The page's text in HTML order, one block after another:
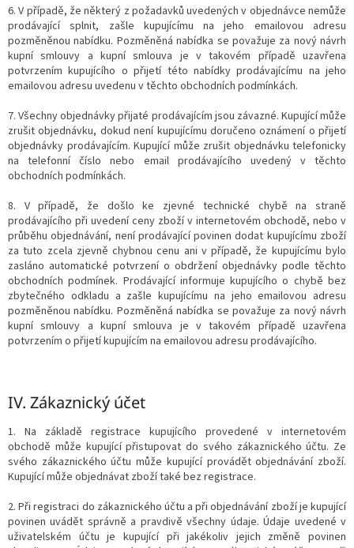
6. V případě, že některý z požadavků uvedených v objednávce nemůže
prodávající splnit, zašle kupujícímu na jeho emailovou adresu
pozměněnou nabídku. Pozměněná nabídka se považuje za nový návrh
kupní smlouvy a kupní smlouva je v takovém případě uzavřena
potvrzením kupujícího o přijetí této nabídky prodávajícímu na jeho
emailovou adresu uvedenu v těchto obchodních podmínkách.
7. Všechny objednávky přijaté prodávajícím jsou závazné. Kupující může
zrušit objednávku, dokud není kupujícímu doručeno oznámení o přijetí
objednávky prodávajícím. Kupující může zrušit objednávku telefonicky
na telefonní číslo nebo email prodávajícího uvedený v těchto
obchodních podmínkách.
8. V případě, že došlo ke zjevné technické chybě na straně
prodávajícího při uvedení ceny zboží v internetovém obchodě, nebo v
průběhu objednávání, není prodávající povinen dodat kupujícímu zboží
za tuto zcela zjevně chybnou cenu ani v případě, že kupujícímu bylo
zasláno automatické potvrzení o obdržení objednávky podle těchto
obchodních podmínek. Prodávající informuje kupujícího o chybě bez
zbytečného odkladu a zašle kupujícímu na jeho emailovou adresu
pozměněnou nabídku. Pozměněná nabídka se považuje za nový návrh
kupní smlouvy a kupní smlouva je v takovém případě uzavřena
potvrzením o přijetí kupujícím na emailovou adresu prodávajícího.
IV. Zákaznický účet
1. Na základě registrace kupujícího provedené v internetovém
obchodě může kupující přistupovat do svého zákaznického účtu. Ze
svého zákaznického účtu může kupující provádět objednávání zboží.
Kupující může objednávat zboží také bez registrace.
2. Při registraci do zákaznického účtu a při objednávání zboží je kupující
povinen uvádět správně a pravdivě všechny údaje. Údaje uvedené v
uživatelském účtu je kupující při jakékoliv jejich změně povinen